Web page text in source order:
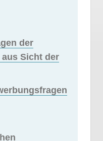
der
Sicht der